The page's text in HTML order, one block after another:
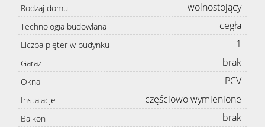
Rodzaj domu wolnostojący
Technologia budowlana cegła
Liczba pięter w budynku 1
Garaż brak
Okna PCV
Instalacje częściowo wymienione
Balkon brak